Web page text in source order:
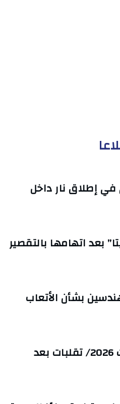
في إطلاق نار داخل
بعد اتهامها بالتقصير
بشأن الأتعاب
طقس الجمعة 7 أوت 2026/ تقلبات بعد